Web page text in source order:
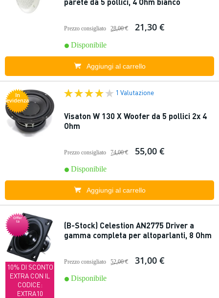
Prezzo consigliato 28,00 € 21,30 €
Disponibile
Aggiungi al carrello
In
evidenza
1 Valutazione
Visaton W 130 X Woofer da 5 pollici 2x 4
Ohm
Prezzo consigliato 74,00 € 55,00 €
Disponibile
Aggiungi al carrello
Offer
ta
10% DI SCONTO
EXTRA CON IL
CODICE:
EXTRA10
(B-Stock) Celestion AN2775 Driver a
gamma completa per altoparlanti, 8 Ohm
Prezzo consigliato 52,00 € 31,00 €
Disponibile